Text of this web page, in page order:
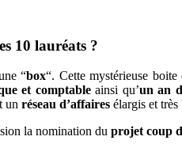
10 lauréats ?
“box“. Cette mystérieuse
et comptableainsi qu’un an
un réseau d’affaires élargis et très
la nomination du projet coup